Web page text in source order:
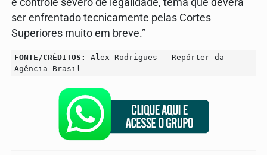
ser enfrentado tecnicamente pelas Cortes
Superiores muito em breve.”
FONTE/CRÉDITOS:
Alex Rodrigues - Repórter da
Agência Brasil